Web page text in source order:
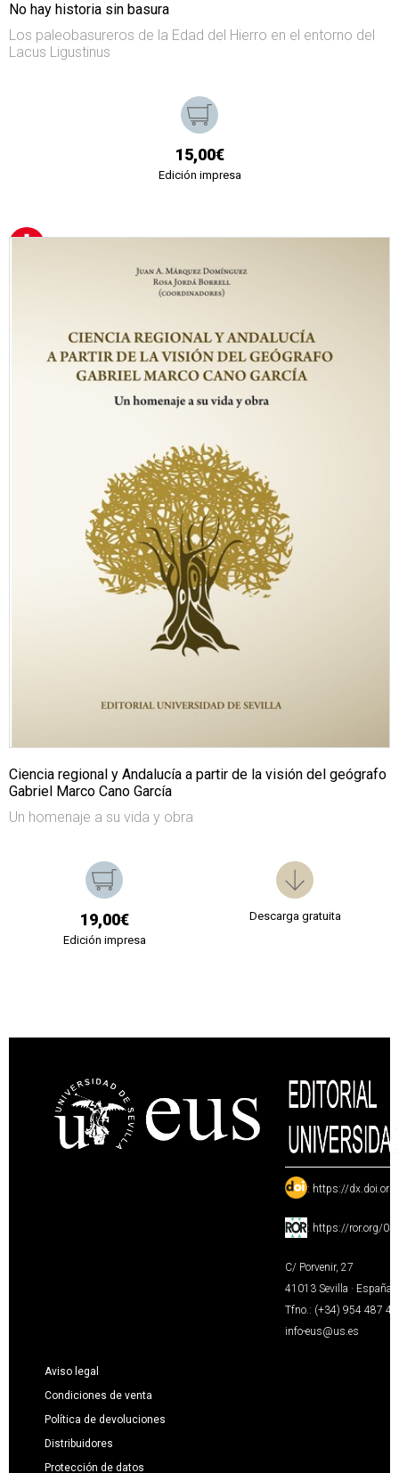
No hay historia sin basura
Los paleobasureros de la Edad del Hierro en el entorno del
Lacus Ligustinus
15,00€
Edición impresa
Ciencia regional y Andalucía a partir de la visión del geógrafo
Gabriel Marco Cano García
Un homenaje a su vida y obra
19,00€
Edición impresa
Descarga gratuita
: https://
: https://ror.org/
C/ Porvenir, 27
41013 Sevilla · España
Tfno.: (+34) 954 487
info-eus@us.es
Aviso legal
Condiciones de venta
Política de devoluciones
Distribuidores
Protección de datos